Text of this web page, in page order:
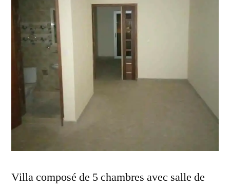
Villa composé de 5 chambres avec salle de